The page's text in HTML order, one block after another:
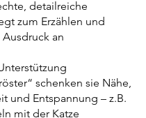
detailreiche
zum Erzählen und
an
schenken sie Nähe,
und Entspannung – z.B.
mit der Katze